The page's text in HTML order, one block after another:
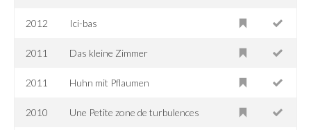
2012 Ici-bas
2011 Das kleine Zimmer
2011 Huhn mit Pflaumen
2010 Une Petite zone de turbulences